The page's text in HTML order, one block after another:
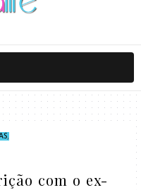
,
com o ex-